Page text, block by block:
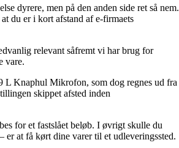
dyrere, men på den anden side ret så nem.
du er i kort afstand af e-firmaets
relevant såfremt vi har brug for
vare.
L Knaphul Mikrofon, som dog regnes ud fra
skippet afsted inden
for et fastslået beløb. I øvrigt skulle du
at få kørt dine varer til et udleveringssted.